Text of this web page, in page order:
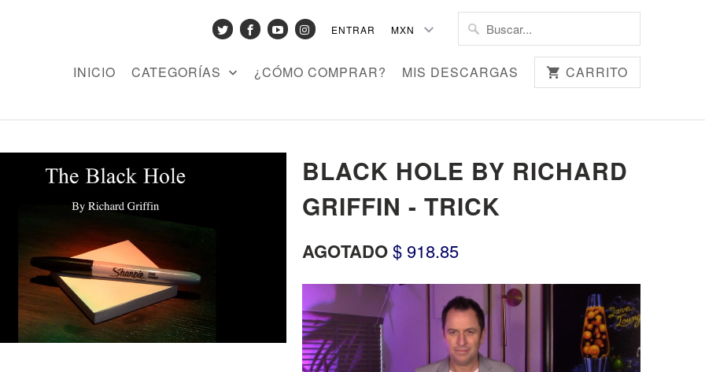
ENTRAR
INICIO CATEGORÍAS ¿CÓMO COMPRAR? MIS DESCARGAS CARRITO
BLACK HOLE BY RICHARD
GRIFFIN - TRICK
AGOTADO$ 918.85